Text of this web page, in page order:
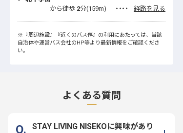
から徒歩 2分(159m) ・・・・ 経路を見る
※ 『周辺施設』 『近くのバス停』 の利用にあたっては、当該
自治体や運営バス会社のHP等より最新情報をご確認くださ
い。
よくある質問
STAY LIVING NISEKOに興味があり